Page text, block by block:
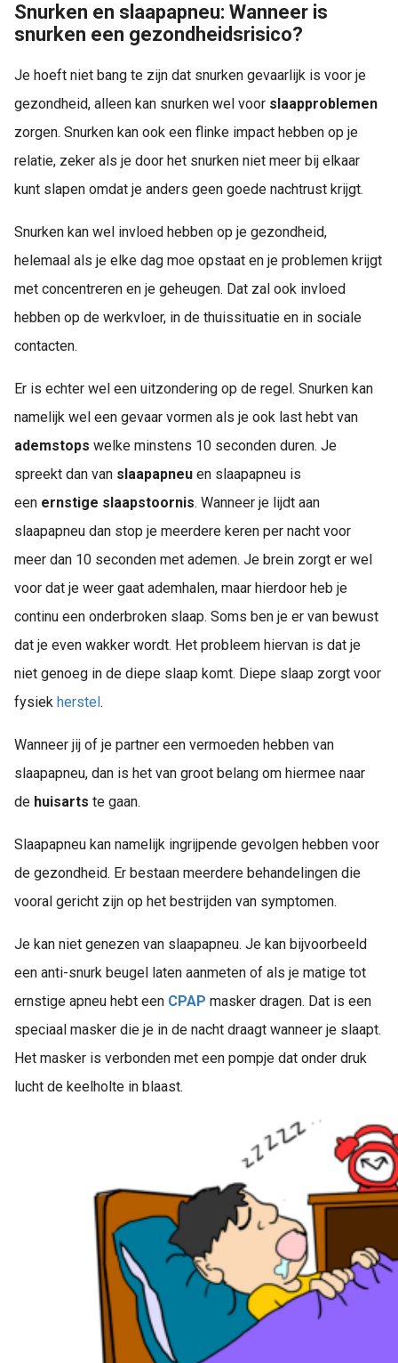
Snurken en slaapapneu: Wanneer is
snurken een gezondheidsrisico?
Je hoeft niet bang te zijn dat snurken gevaarlijk is voor je
gezondheid, alleen kan snurken wel voor slaapproblemen
zorgen. Snurken kan ook een flinke impact hebben op je
relatie, zeker als je door het snurken niet meer bij elkaar
kunt slapen omdat je anders geen goede nachtrust krijgt.
Snurken kan wel invloed hebben op je gezondheid,
helemaal als je elke dag moe opstaat en je problemen krijgt
met concentreren en je geheugen. Dat zal ook invloed
hebben op de werkvloer, in de thuissituatie en in sociale
contacten.
Er is echter wel een uitzondering op de regel. Snurken kan
namelijk wel een gevaar vormen als je ook last hebt van
ademstops welke minstens 10 seconden duren. Je
spreekt dan van slaapapneu en slaapapneu is
een ernstige slaapstoornis. Wanneer je lijdt aan
slaapapneu dan stop je meerdere keren per nacht voor
meer dan 10 seconden met ademen. Je brein zorgt er wel
voor dat je weer gaat ademhalen, maar hierdoor heb je
continu een onderbroken slaap. Soms ben je er van bewust
dat je even wakker wordt. Het probleem hiervan is dat je
niet genoeg in de diepe slaap komt. Diepe slaap zorgt voor
fysiek herstel .
Wanneer jij of je partner een vermoeden hebben van
slaapapneu, dan is het van groot belang om hiermee naar
de huisarts te gaan.
Slaapapneu kan namelijk ingrijpende gevolgen hebben voor
de gezondheid. Er bestaan meerdere behandelingen die
vooral gericht zijn op het bestrijden van symptomen.
Je kan niet genezen van slaapapneu. Je kan bijvoorbeeld
een anti-snurk beugel laten aanmeten of als je matige tot
ernstige apneu hebt een CPAP masker dragen. Dat is een
speciaal masker die je in de nacht draagt wanneer je slaapt.
Het masker is verbonden met een pompje dat onder druk
lucht de keelholte in blaast.